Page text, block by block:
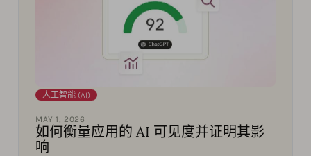
人工智能 (AI)
MAY 1, 2026
如何衡量应用的 AI 可见度并证明其影
响